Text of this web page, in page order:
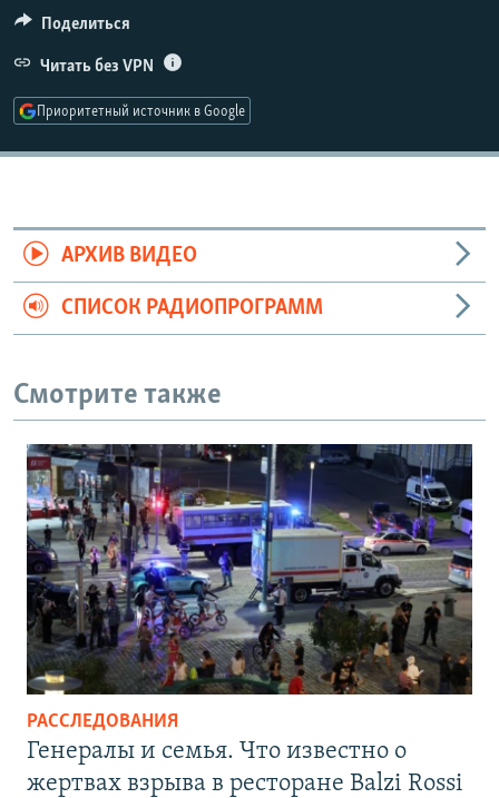
РАСПИСАНИЕ ВЕЩАНИЯ
ПОДПИШИТЕСЬ НА РАССЫЛКУ
СОЦИАЛЬНЫЕ СЕТИ
Все сайты РСЕ/РС
Поделиться
Читать без VPN
Приоритетный источник в Google
АРХИВ ВИДЕО
СПИСОК РАДИОПРОГРАММ
Смотрите также
РАССЛЕДОВАНИЯ
Генералы и семья. Что известно о
жертвах взрыва в ресторане Balzi Rossi